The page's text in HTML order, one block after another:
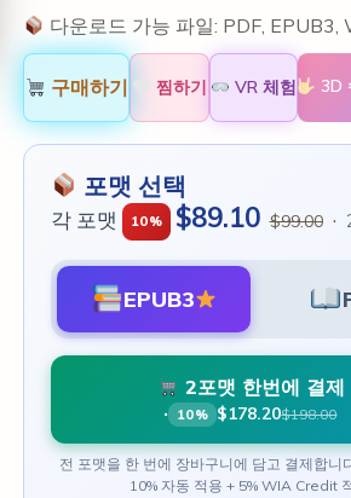
다운로드 가능 파일: PDF, EPUB3,
구매하기 찜하기 VR 체험 3D
포맷 선택
각 포맷 10% $89.10 $99.00 ·
EPUB3
2포맷 한번에 결제
· 10% $178.20$198.00
전 포맷을 한 번에 장바구니에 담고 결제합니
10% 자동 적용 + 5% WIA Credit